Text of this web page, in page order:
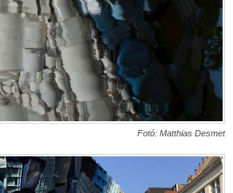
Fotó: Matthias Desmet